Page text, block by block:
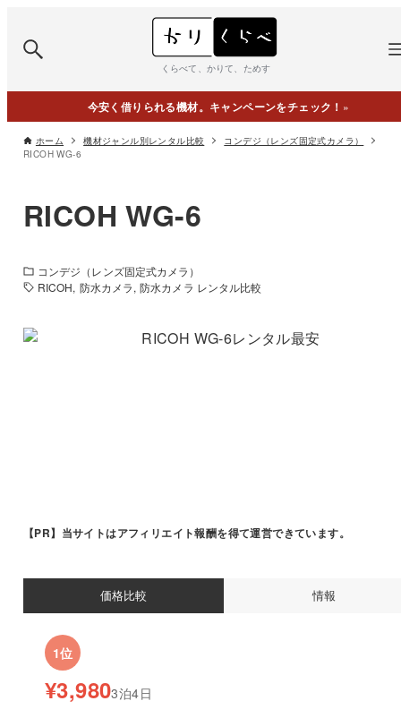
くらべて、かりて、ためす
今安く借りられる機材。キャンペーンをチェック！ »
ホーム 機材ジャンル別レンタル比較
コンデジ（レンズ固定式カメラ）
RICOH WG-6
RICOH WG-6
コンデジ（レンズ固定式カメラ）
RICOH 防水カメラ 防水カメラ レンタル比較
【PR】 当サイトはアフィリエイト報酬を得て運営できています。
価格比較 情報
1位
¥3,9803泊4日